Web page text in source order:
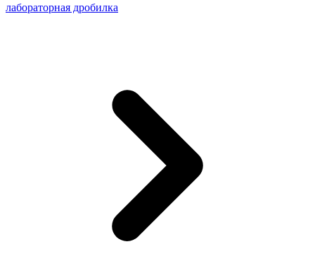
лабораторная дробилка